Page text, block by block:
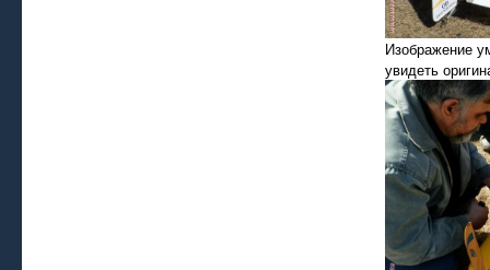
Изображение
увидеть